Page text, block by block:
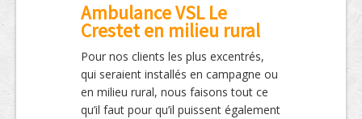
Ambulance VSL Le
Crestet en milieu rural
Pour nos clients les plus excentrés,
qui seraient installés en campagne ou
en milieu rural, nous faisons tout ce
qu’il faut pour qu’il puissent également